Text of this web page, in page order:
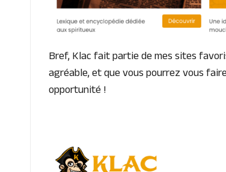
Bref, Klac fait partie de mes sites
agréable, et que vous pourrez vous
opportunité !